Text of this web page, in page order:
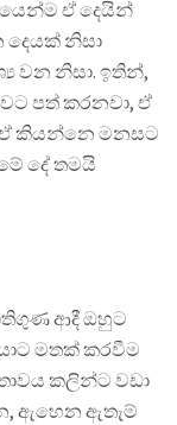
ඒ දෙයින්
නිසා
වන නිසා. ඉතින්,
පත් කරනවා, ඒ
ඒ කියන්නෙ මනසට
දේ තමයි
ආදී ඔහුට
මතක් කරවීම
කලින්ට වඩා
ඇහෙන ඇතැම්